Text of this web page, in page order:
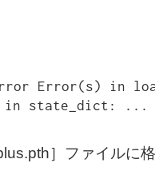
Error(s) in
in state_dict: ...
］ファイルに